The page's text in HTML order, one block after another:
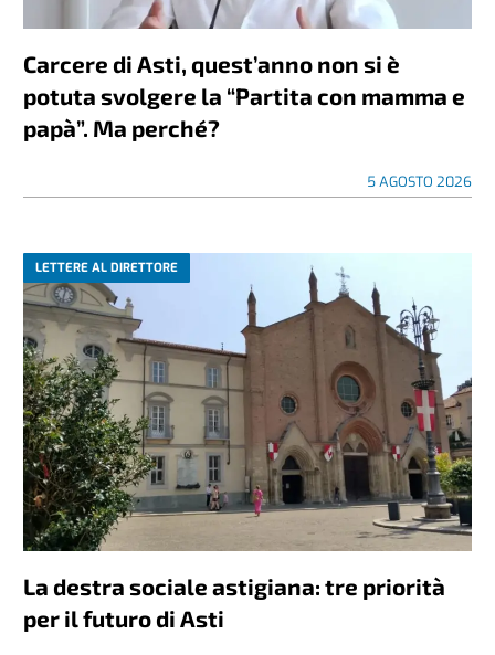
Carcere di Asti, quest’anno non si è
potuta svolgere la “Partita con mamma e
papà”. Ma perché?
5 AGOSTO 2026
LETTERE AL DIRETTORE
La destra sociale astigiana: tre priorità
per il futuro di Asti